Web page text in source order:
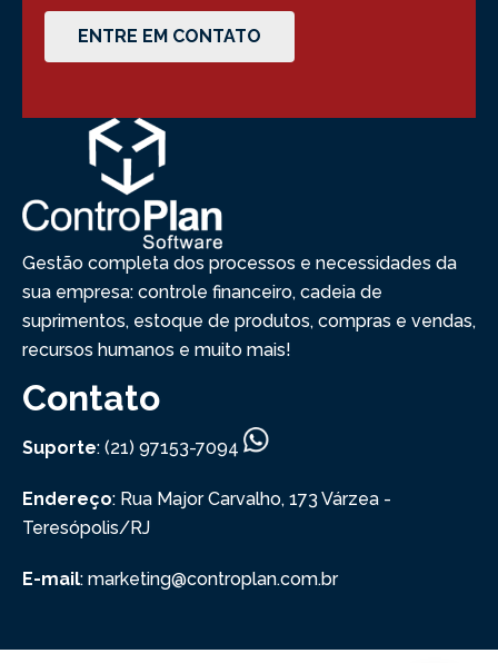
ENTRE EM CONTATO
Gestão completa dos processos e necessidades da
sua empresa: controle financeiro, cadeia de
suprimentos, estoque de produtos, compras e vendas,
recursos humanos e muito mais!
Contato
Suporte: (21) 97153-7094
Endereço: Rua Major Carvalho, 173 Várzea -
Teresópolis/RJ
E-mail: marketing@controplan.com.br